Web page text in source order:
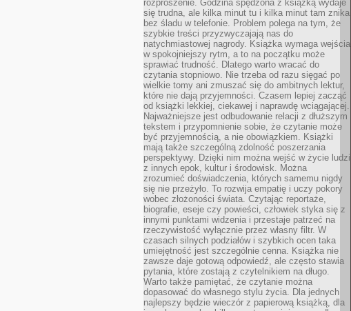
rozproszenie. Godzina spędzona z książką wydaje
się trudna, ale kilka minut tu i kilka minut tam znika
bez śladu w telefonie. Problem polega na tym, że
szybkie treści przyzwyczajają nas do
natychmiastowej nagrody. Książka wymaga wejścia
w spokojniejszy rytm, a to na początku może
sprawiać trudność. Dlatego warto wracać do
czytania stopniowo. Nie trzeba od razu sięgać po
wielkie tomy ani zmuszać się do ambitnych lektur,
które nie dają przyjemności. Czasem lepiej zacząć
od książki lekkiej, ciekawej i naprawdę wciągającej.
Najważniejsze jest odbudowanie relacji z dłuższym
tekstem i przypomnienie sobie, że czytanie może
być przyjemnością, a nie obowiązkiem. Książki
mają także szczególną zdolność poszerzania
perspektywy. Dzięki nim można wejść w życie ludzi
z innych epok, kultur i środowisk. Można
zrozumieć doświadczenia, których samemu nigdy
się nie przeżyło. To rozwija empatię i uczy pokory
wobec złożoności świata. Czytając reportaże,
biografie, eseje czy powieści, człowiek styka się z
innymi punktami widzenia i przestaje patrzeć na
rzeczywistość wyłącznie przez własny filtr. W
czasach silnych podziałów i szybkich ocen taka
umiejętność jest szczególnie cenna. Książka nie
zawsze daje gotową odpowiedź, ale często stawia
pytania, które zostają z czytelnikiem na długo.
Warto także pamiętać, że czytanie można
dopasować do własnego stylu życia. Dla jednych
najlepszy będzie wieczór z papierową książką, dla